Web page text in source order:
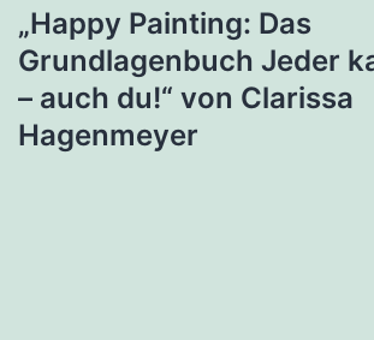
„Happy Painting: Das
Grundlagenbuch Jeder
– auch du!“ von Clarissa
Hagenmeyer